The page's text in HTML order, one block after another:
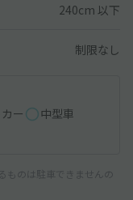
240cm 以下
制限なし
ー
中型車
ものは駐車できませんの